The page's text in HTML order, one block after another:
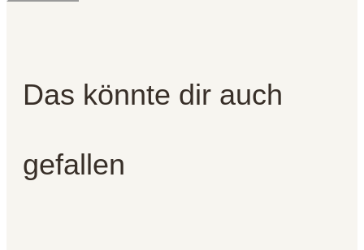
Das könnte dir auch
gefallen